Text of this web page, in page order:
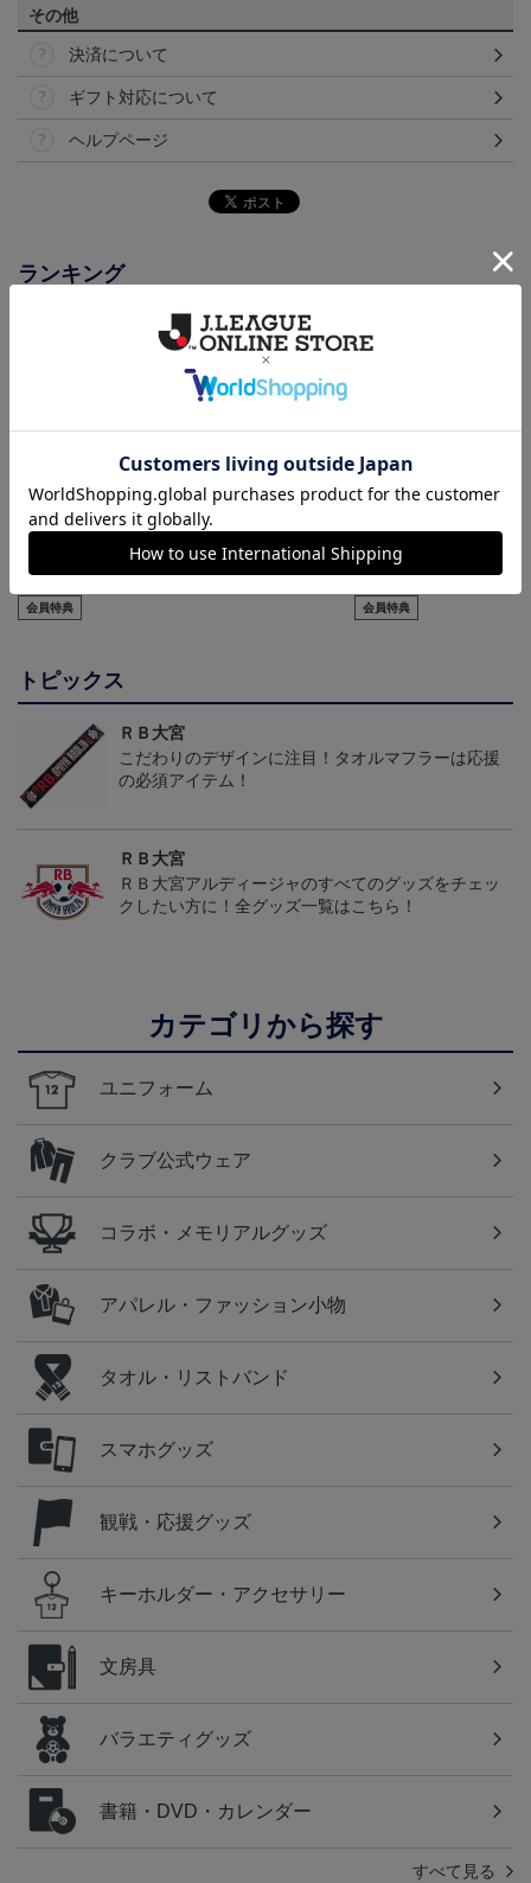
その他
決済について
ギフト対応について
ヘルプページ
ランキング
adidas×RBOA リュック
（選手着用モデル）
会員特典
NEW
RB大宮アルディージャ
ピカチュウ タオルマフラ
ー
【選手名・背番号入り】
2026/27オーセンティッ
クユニフォーム（フィー
ルド1st）
会員特典
トピックス
ＲＢ大宮
こだわりのデザインに注目！タオルマフラーは応援
の必須アイテム！
ＲＢ大宮
ＲＢ大宮アルディージャのすべてのグッズをチェッ
クしたい方に！全グッズ一覧はこちら！
カテゴリから探す
ユニフォーム
クラブ公式ウェア
コラボ・メモリアルグッズ
アパレル・ファッション小物
タオル・リストバンド
スマホグッズ
観戦・応援グッズ
キーホルダー・アクセサリー
文房具
バラエティグッズ
書籍・DVD・カレンダー
すべて見る